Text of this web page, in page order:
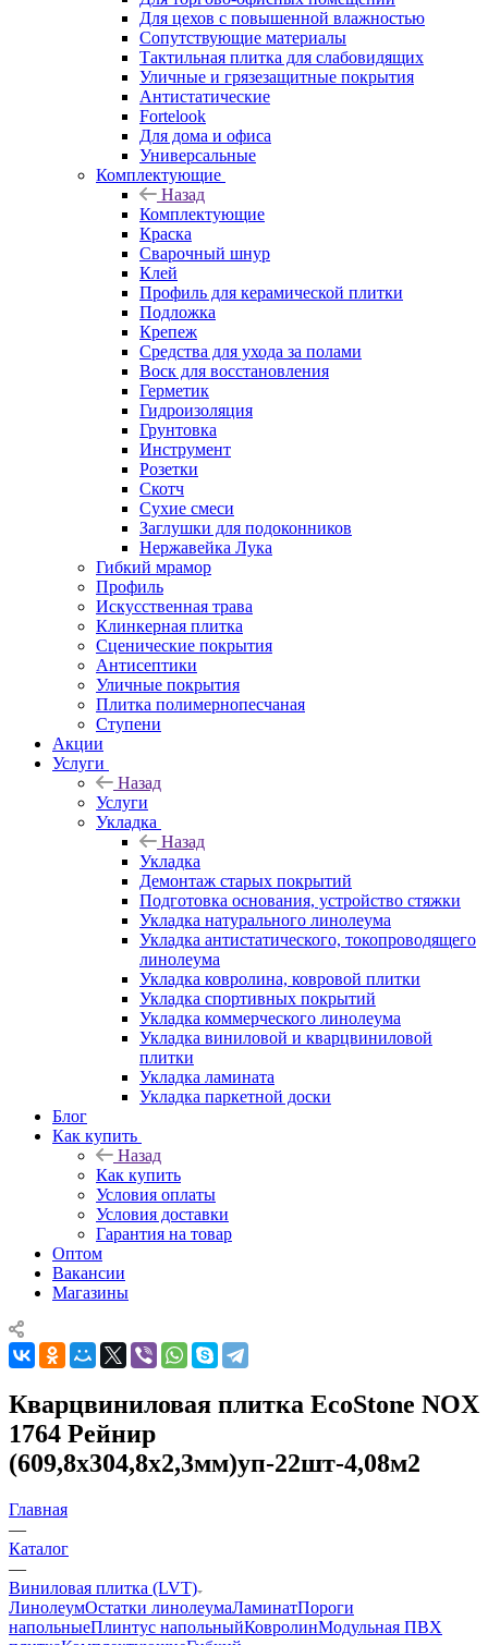
Для цехов с повышенной влажностью
Сопутствующие материалы
Тактильная плитка для слабовидящих
Уличные и грязезащитные покрытия
Антистатические
Fortelook
Для дома и офиса
Универсальные
Комплектующие
Назад
Комплектующие
Краска
Сварочный шнур
Клей
Профиль для керамической плитки
Подложка
Крепеж
Средства для ухода за полами
Воск для восстановления
Герметик
Гидроизоляция
Грунтовка
Инструмент
Розетки
Скотч
Сухие смеси
Заглушки для подоконников
Нержавейка Лука
Гибкий мрамор
Профиль
Искусственная трава
Клинкерная плитка
Сценические покрытия
Антисептики
Уличные покрытия
Плитка полимернопесчаная
Ступени
Акции
Услуги
Назад
Услуги
Укладка
Назад
Укладка
Демонтаж старых покрытий
Подготовка основания, устройство стяжки
Укладка натурального линолеума
Укладка антистатического, токопроводящего
линолеума
Укладка ковролина, ковровой плитки
Укладка спортивных покрытий
Укладка коммерческого линолеума
Укладка виниловой и кварцвиниловой
плитки
Укладка ламината
Укладка паркетной доски
Блог
Как купить
Назад
Как купить
Условия оплаты
Условия доставки
Гарантия на товар
Оптом
Вакансии
Магазины
Кварцвиниловая плитка EcoStone NOX
1764 Рейнир
(609,8х304,8х2,3мм)уп-22шт-4,08м2
Главная
—
Каталог
—
Виниловая плитка (LVT)
ЛинолеумОстатки линолеумаЛаминатПороги
напольныеПлинтус напольныйКовролинМодульная ПВХ